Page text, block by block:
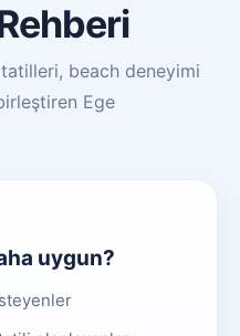
beach deneyimi
Ege
uygun?